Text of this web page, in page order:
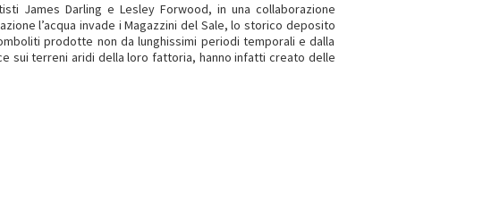
James Darling e Lesley Forwood, in una collaborazione
l’acqua invade i Magazzini del Sale, lo storico deposito
prodotte non da lunghissimi periodi temporali e dalla
sui terreni aridi della loro fattoria, hanno infatti creato delle